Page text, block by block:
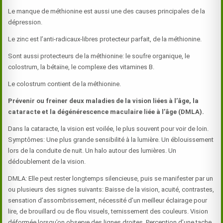
Le manque de méthionine est aussi une des causes principales de la
dépression.
Le zinc est l’anti-radicaux-libres protecteur parfait, de la méthionine.
Sont aussi protecteurs de la méthionine: le soufre organique, le
colostrum, la bétaïne, le complexe des vitamines B.
Le colostrum contient de la méthionine.
Prévenir ou freiner deux maladies de la vision liées à l’âge, la
cataracte et la dégénérescence maculaire liée à l’âge (DMLA).
Dans la cataracte, la vision est voilée, le plus souvent pour voir de loin.
Symptômes: Une plus grande sensibilité à la lumière. Un éblouissement
lors de la conduite de nuit. Un halo autour des lumières. Un
dédoublement de la vision.
DMLA: Elle peut rester longtemps silencieuse, puis se manifester par un
ou plusieurs des signes suivants: Baisse de la vision, acuité, contrastes,
sensation d’assombrissement, nécessité d’un meilleur éclairage pour
lire, de brouillard ou de flou visuels, ternissement des couleurs. Vision